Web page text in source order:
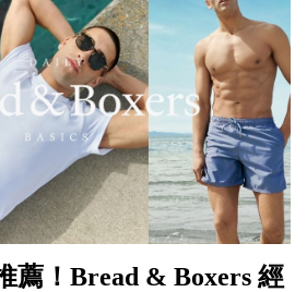
薦！Bread & Boxers 經